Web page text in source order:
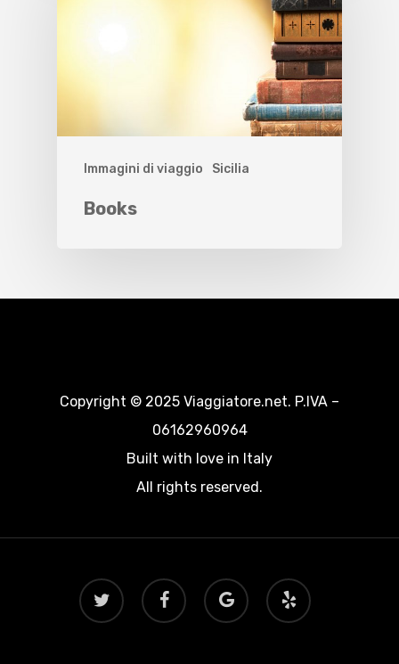
Immagini di viaggio Sicilia
Books
Copyright © 2025 Viaggiatore.net. P.IVA –
06162960964
Built with love in Italy
All rights reserved.
twitter facebook
google-
plus
yelp